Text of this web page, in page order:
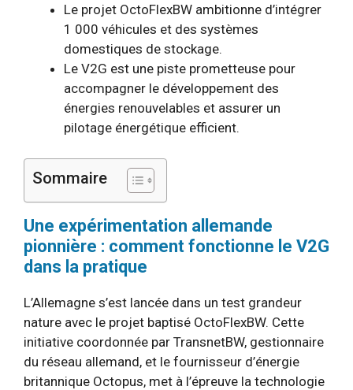
Le projet OctoFlexBW ambitionne d’intégrer
1 000 véhicules et des systèmes
domestiques de stockage.
Le V2G est une piste prometteuse pour
accompagner le développement des
énergies renouvelables et assurer un
pilotage énergétique efficient.
Sommaire
Une expérimentation allemande
pionnière : comment fonctionne le V2G
dans la pratique
L’Allemagne s’est lancée dans un test grandeur
nature avec le projet baptisé OctoFlexBW. Cette
initiative coordonnée par TransnetBW, gestionnaire
du réseau allemand, et le fournisseur d’énergie
britannique Octopus, met à l’épreuve la technologie